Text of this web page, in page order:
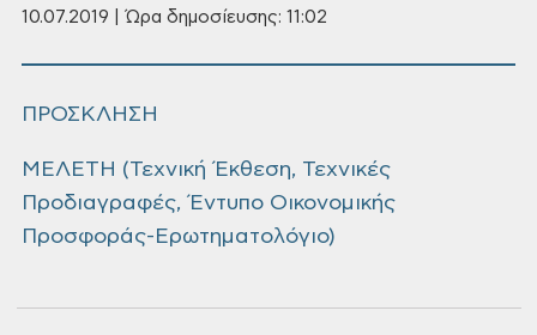
10.07.2019 | Ώρα δημοσίευσης: 11:02
ΠΡΟΣΚΛΗΣΗ
ΜΕΛΕΤΗ (Τεχνική Έκθεση, Τεχνικές
Προδιαγραφές, Έντυπο Οικονομικής
Προσφοράς-Ερωτηματολόγιο)